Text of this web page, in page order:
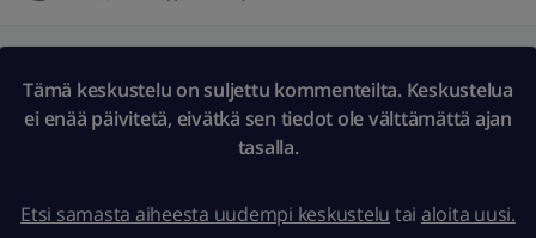
Tämä keskustelu on suljettu kommenteilta. Keskustelua
ei enää päivitetä, eivätkä sen tiedot ole välttämättä ajan
tasalla.
Etsi samasta aiheesta uudempi keskustelu tai aloita uusi.